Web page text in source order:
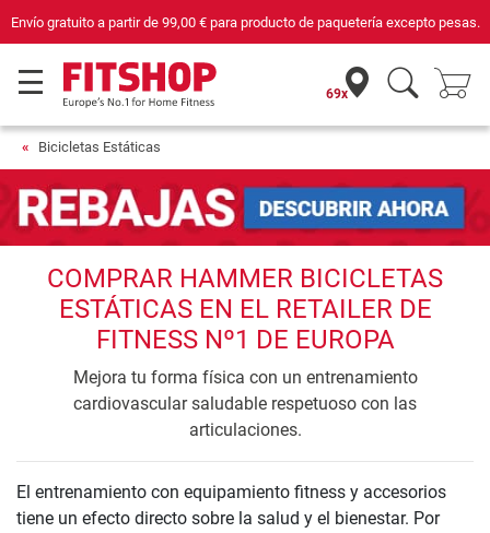
Envío gratuito a partir de 99,00 €para producto de paquetería excepto pesas.
69x
Bicicletas Estáticas
COMPRAR HAMMER BICICLETAS
ESTÁTICAS EN EL RETAILER DE
FITNESS Nº1 DE EUROPA
Mejora tu forma física con un entrenamiento
cardiovascular saludable respetuoso con las
articulaciones.
El entrenamiento con equipamiento fitness y accesorios
tiene un efecto directo sobre la salud y el bienestar. Por